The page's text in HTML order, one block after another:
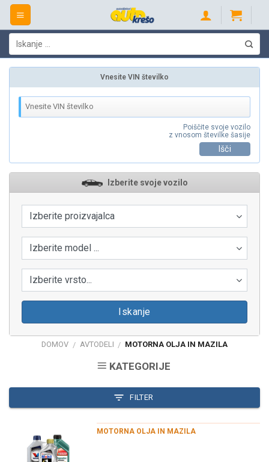
Skip
content
Išči:
Vnesite VIN številko
Poiščite svoje vozilo
z vnosom številke šasije
Išči
Izberite svoje vozilo
Izberite proizvajalca
Izberite model ...
Izberite vrsto...
Iskanje
DOMOV / AVTODELI / MOTORNA OLJA IN MAZILA
KATEGORIJE
FILTER
MOTORNA OLJA IN MAZILA